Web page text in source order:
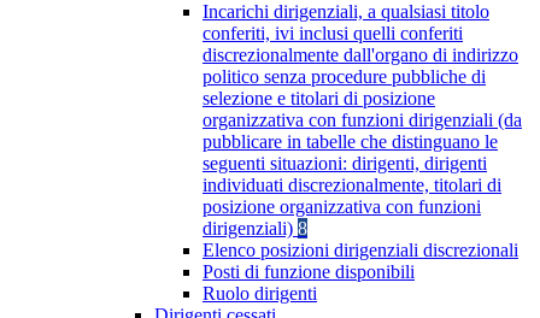
Incarichi dirigenziali, a qualsiasi titolo
conferiti, ivi inclusi quelli conferiti
discrezionalmente dall'organo di indirizzo
politico senza procedure pubbliche di
selezione e titolari di posizione
organizzativa con funzioni dirigenziali (da
pubblicare in tabelle che distinguano le
seguenti situazioni: dirigenti, dirigenti
individuati discrezionalmente, titolari di
posizione organizzativa con funzioni
dirigenziali) 8
Elenco posizioni dirigenziali discrezionali
Posti di funzione disponibili
Ruolo dirigenti